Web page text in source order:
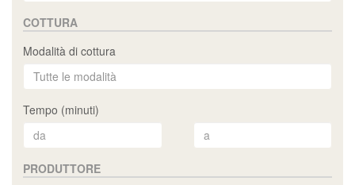
COTTURA
Modalità di cottura
Tempo (minuti)
PRODUTTORE